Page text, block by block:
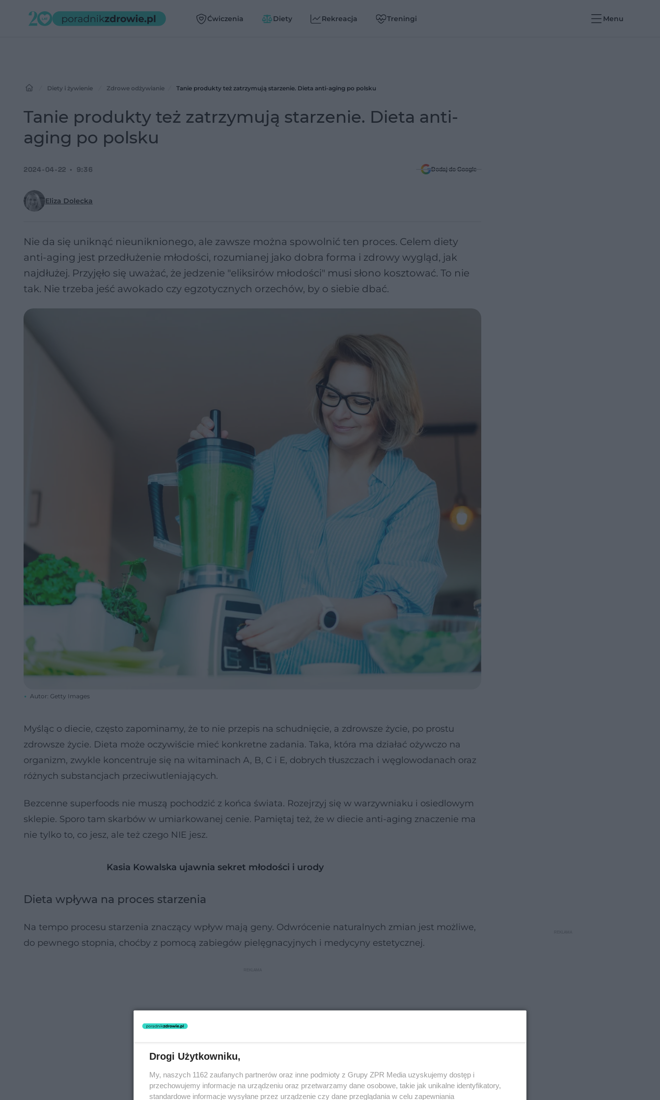
Ćwiczenia Diety Rekreacja Treningi Menu
Diety i żywienie Zdrowe odżywianie Tanie produkty też zatrzymują starzenie. Dieta anti-aging po polsku
Tanie produkty też zatrzymują starzenie. Dieta anti-
aging po polsku
Eliza Dolecka
2024-04-22 9:36 Dodaj do Google
Nie da się uniknąć nieuniknionego, ale zawsze można spowolnić ten proces. Celem diety
anti-aging jest przedłużenie młodości, rozumianej jako dobra forma i zdrowy wygląd, jak
najdłużej. Przyjęło się uważać, że jedzenie "eliksirów młodości" musi słono kosztować. To nie
tak. Nie trzeba jeść awokado czy egzotycznych orzechów, by o siebie dbać.
Autor: Getty Images
Myśląc o diecie, często zapominamy, że to nie przepis na schudnięcie, a zdrowsze życie, po prostu
zdrowsze życie. Dieta może oczywiście mieć konkretne zadania. Taka, która ma działać ożywczo na
organizm, zwykle koncentruje się na witaminach A, B, C i E, dobrych tłuszczach i węglowodanach oraz
różnych substancjach przeciwutleniających.
Bezcenne superfoods nie muszą pochodzić z końca świata. Rozejrzyj się w warzywniaku i osiedlowym
sklepie. Sporo tam skarbów w umiarkowanej cenie. Pamiętaj też, że w diecie anti-aging znaczenie ma
nie tylko to, co jesz, ale też czego NIE jesz.
Kasia Kowalska ujawnia sekret młodości i urody
Dieta wpływa na proces starzenia
Na tempo procesu starzenia znaczący wpływ mają geny. Odwrócenie naturalnych zmian jest możliwe,
do pewnego stopnia, choćby z pomocą zabiegów pielęgnacyjnych i medycyny estetycznej.
Drogi Użytkowniku,
My, naszych 1162 zaufanych partnerów oraz inne podmioty z Grupy ZPR Media uzyskujemy dostęp i
przechowujemy informacje na urządzeniu oraz przetwarzamy dane osobowe, takie jak unikalne identyfikatory,
standardowe informacje wysyłane przez urządzenie czy dane przeglądania w celu zapewniania